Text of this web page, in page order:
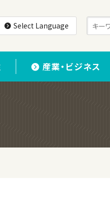
Select Language
産業・ビジネス